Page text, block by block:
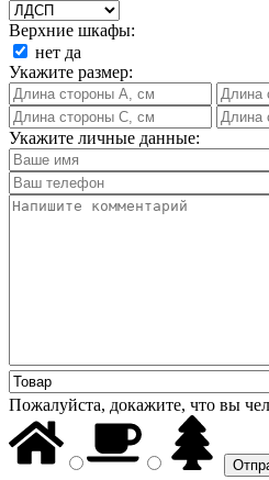
Верхние шкафы:
нет да
Укажите размер:
Укажите личные данные:
Пожалуйста, докажите, что вы